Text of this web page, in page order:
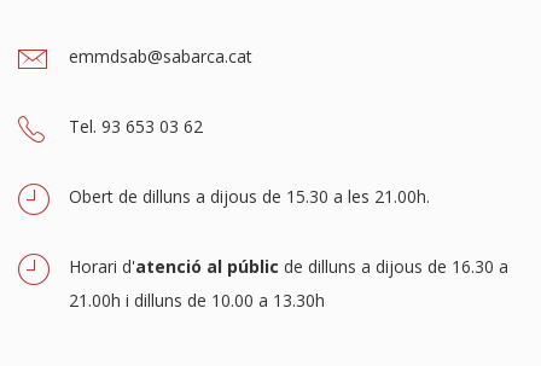
emmdsab@sabarca.cat
Tel. 93 653 03 62
Obert de dilluns a dijous de 15.30 a les 21.00h.
Horari d'atenció al públic de dilluns a dijous de 16.30 a
21.00h i dilluns de 10.00 a 13.30h